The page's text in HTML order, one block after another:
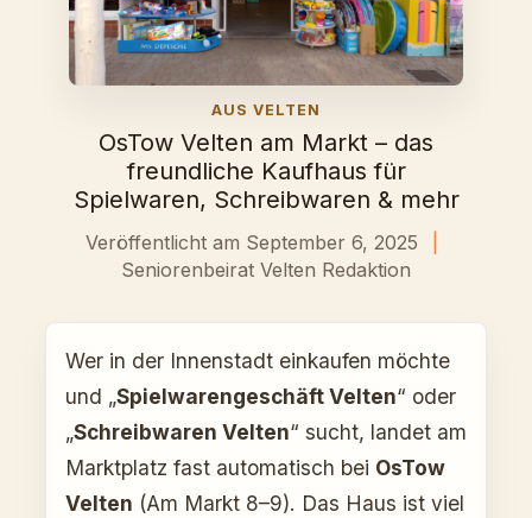
AUS VELTEN
OsTow Velten am Markt – das
freundliche Kaufhaus für
Spielwaren, Schreibwaren & mehr
Veröffentlicht am September 6, 2025
Seniorenbeirat Velten Redaktion
Wer in der Innenstadt einkaufen möchte
und „Spielwarengeschäft Velten“ oder
„Schreibwaren Velten“ sucht, landet am
Marktplatz fast automatisch bei OsTow
Velten (Am Markt 8–9). Das Haus ist viel